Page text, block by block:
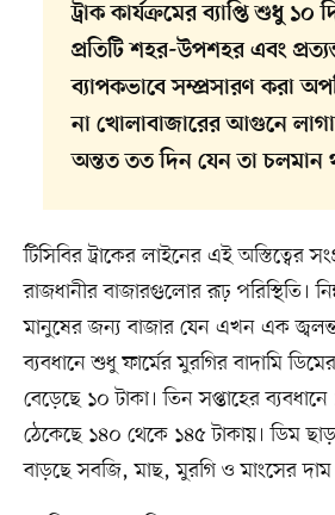
ট্রাক কার্যক্রমের ব্যাপ্তি শুধু ১০
প্রতিটি শহর-উপশহর এবং
ব্যাপকভাবে সম্প্রসারণ করা
না খোলাবাজারের আগুনে
অন্তত তত দিন যেন তা চলমান
টিসিবির ট্রাকের লাইনের এই অস্তিত্বের
রাজধানীর বাজারগুলোর রূঢ় পরিস্থিতি।
মানুষের জন্য বাজার যেন এখন এক
ব্যবধানে শুধু ফার্মের মুরগির বাদামি
বেড়েছে ১০ টাকা। তিন সপ্তাহের
ঠেকেছে ১৪০ থেকে ১৪৫ টাকায়। ডিম
বাড়ছে সবজি, মাছ, মুরগি ও মাংসের